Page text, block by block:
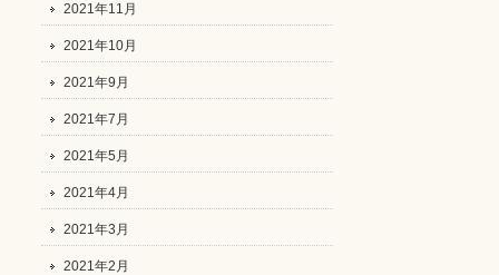
2021年11月
2021年10月
2021年9月
2021年7月
2021年5月
2021年4月
2021年3月
2021年2月